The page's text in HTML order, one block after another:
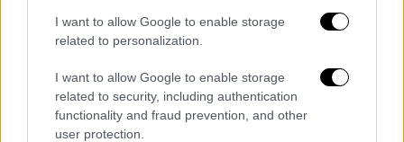
I want to allow Google to enable storage
related to personalization.
I want to allow Google to enable storage
related to security, including authentication
functionality and fraud prevention, and other
user protection.